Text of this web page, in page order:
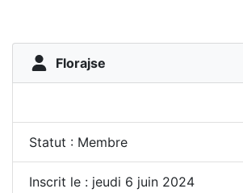
Florajse
Statut : Membre
Inscrit le : jeudi 6 juin 2024